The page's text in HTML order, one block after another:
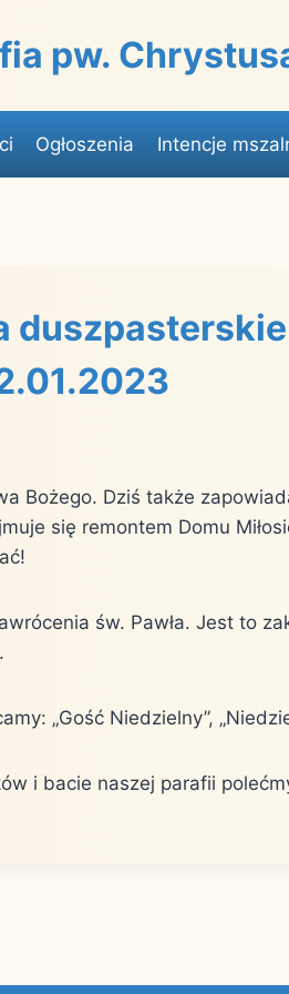
pw.
Ogłoszenia Intencje
Bożego. Dziś także
się remontem Domu
św. Pawła. Jest to
„Gość Niedzielny”,
i bacie naszej parafii